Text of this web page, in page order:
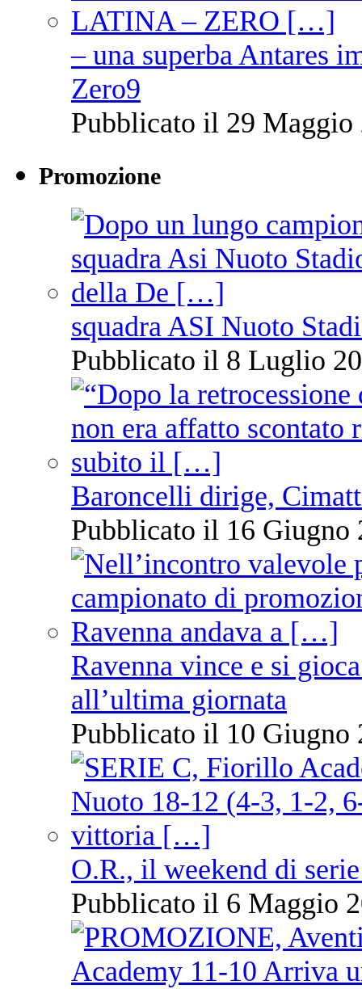
– una superba Antares
Zero9
Pubblicato il 29 Maggio
Promozione
squadra ASI Nuoto
Pubblicato il 8 Luglio
Baroncelli dirige,
Pubblicato il 16 Giugno
Ravenna vince e si
all’ultima giornata
Pubblicato il 10 Giugno
O.R., il weekend di
Pubblicato il 6 Maggio